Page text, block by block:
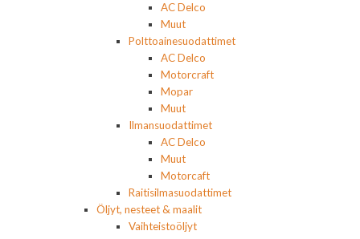
AC Delco
Muut
Polttoainesuodattimet
AC Delco
Motorcraft
Mopar
Muut
Ilmansuodattimet
AC Delco
Muut
Motorcaft
Raitisilmasuodattimet
Öljyt, nesteet & maalit
Vaihteistoöljyt